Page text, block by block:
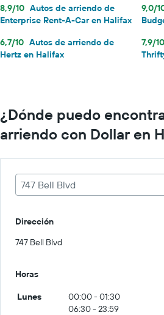
8,9/10 Autos de arriendo de
Enterprise Rent-A-Car en Halifax
9,0/
6,7/10 Autos de arriendo de
Hertz en Halifax
7,9/10
¿Dónde puedo
arriendo con Dollar en
747 Bell Blvd
Dirección
747 Bell Blvd
Horas
Lunes
00:00 - 01:30
06:30 - 23:59